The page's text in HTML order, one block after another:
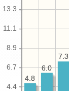
4.4
6.7
8.9
11.1
13.3
7.3
6.0
4.8
7.3
6.0
4.8